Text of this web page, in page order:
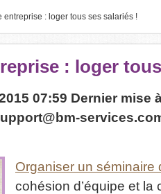
entreprise : loger tous ses salariés !
: loger
07:59 Dernier mise
Organiser un séminaire
cohésion d’équipe et la